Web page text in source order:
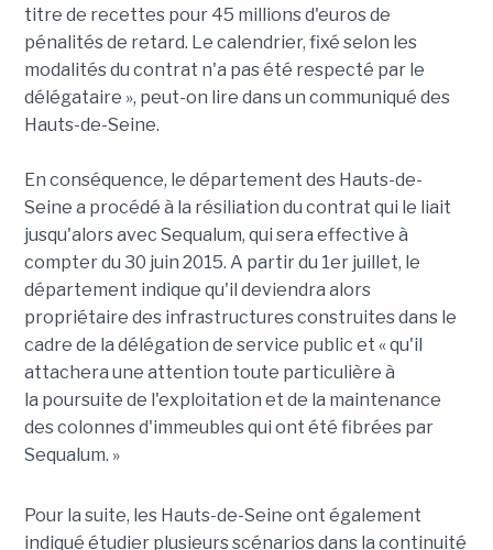
titre de recettes pour 45 millions d'euros de
pénalités de retard. Le calendrier, fixé selon les
modalités du contrat n'a pas été respecté par le
délégataire », peut-on lire dans un communiqué des
Hauts-de-Seine.
En conséquence, le département des Hauts-de-
Seine a procédé à la résiliation du contrat qui le liait
jusqu'alors avec Sequalum, qui sera effective à
compter du 30 juin 2015. A partir du 1er juillet, le
département indique qu'il deviendra alors
propriétaire des infrastructures construites dans le
cadre de la délégation de service public et « qu'il
attachera une attention toute particulière à
la poursuite de l'exploitation et de la maintenance
des colonnes d'immeubles qui ont été fibrées par
Sequalum. »
Pour la suite, les Hauts-de-Seine ont également
indiqué étudier plusieurs scénarios dans la continuité